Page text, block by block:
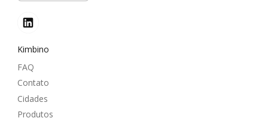
Kimbino
FAQ
Contato
Cidades
Produtos